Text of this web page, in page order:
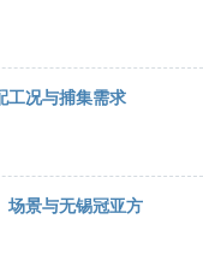
工况与捕集需求
场景与无锡冠亚方